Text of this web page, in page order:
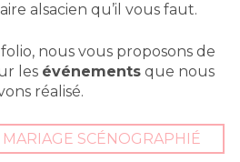
alsacien qu’il vous faut.
nous vous proposons de
les événements que nous
réalisé.
MARIAGE SCÉNOGRAPHIÉ